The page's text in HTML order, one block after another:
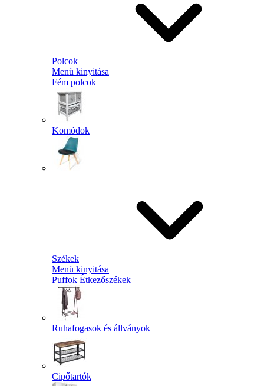
Polcok
Menü kinyitása
Fém polcok
Komódok
Székek
Menü kinyitása
Puffok Étkezőszékek
Ruhafogasok és állványok
Cipőtartók